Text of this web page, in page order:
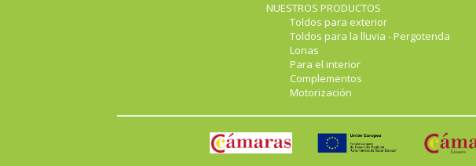
NUESTROS PRODUCTOS
Toldos para exterior
Toldos para la lluvia - Pergotenda
Lonas
Para el interior
Complementos
Motorización